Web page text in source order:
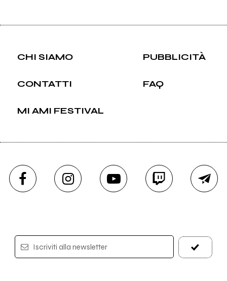
CHI SIAMO PUBBLICITÀ
CONTATTI FAQ
MI AMI FESTIVAL
Iscriviti alla newsletter